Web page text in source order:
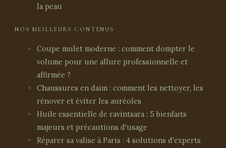
la peau
NOS MEILLEURS CONTENUS
Coupe mulet moderne : comment dompter le
volume pour une allure professionnelle et
affirmée ?
Chaussures en daim : comment les nettoyer, les
rénover et éviter les auréoles
Huile essentielle de ravintsara : 5 bienfaits
majeurs et précautions d'usage
Réparer sa valise à Paris : 4 solutions d'experts